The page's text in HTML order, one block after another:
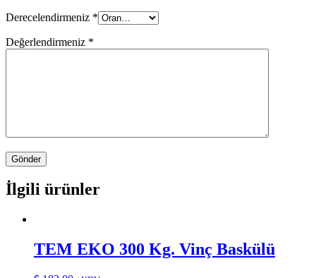
Derecelendirmeniz *
Değerlendirmeniz *
İlgili ürünler
TEM EKO 300 Kg. Vinç Baskülü